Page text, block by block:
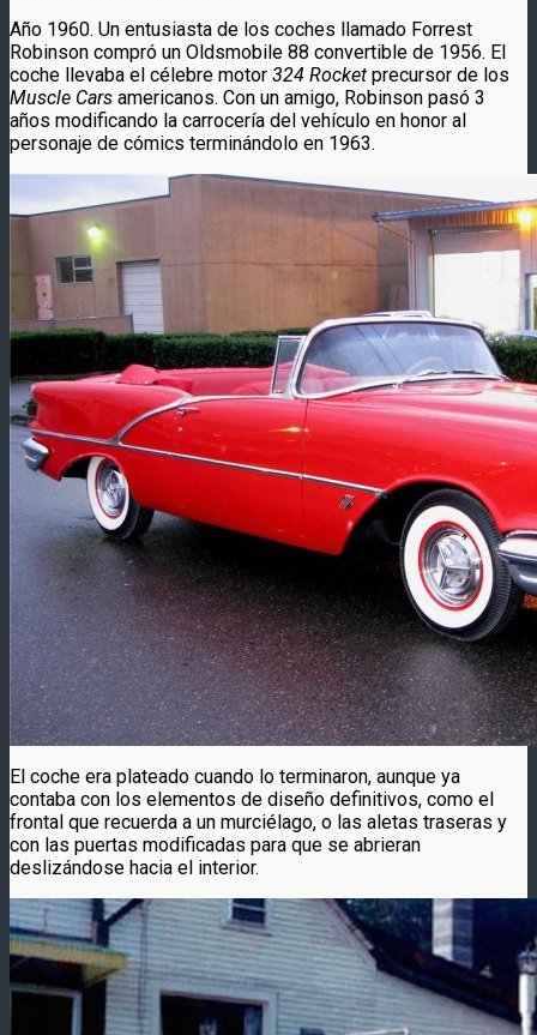
Año 1960. Un entusiasta de los coches llamado Forrest
Robinson compró un Oldsmobile 88 convertible de 1956. El
coche llevaba el célebre motor 324 Rocket precursor de los
Muscle Cars americanos. Con un amigo, Robinson pasó 3
años modificando la carrocería del vehículo en honor al
personaje de cómics terminándolo en 1963.
El coche era plateado cuando lo terminaron, aunque ya
contaba con los elementos de diseño definitivos, como el
frontal que recuerda a un murciélago, o las aletas traseras y
con las puertas modificadas para que se abrieran
deslizándose hacia el interior.